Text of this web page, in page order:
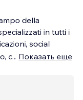
della
in tutti i
social
c... Показать еще